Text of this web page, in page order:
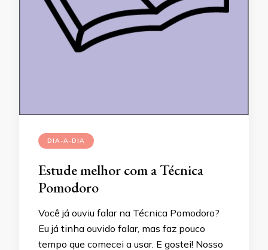
DIA-A-DIA
Estude melhor com a Técnica
Pomodoro
Você já ouviu falar na Técnica Pomodoro?
Eu já tinha ouvido falar, mas faz pouco
tempo que comecei a usar. E gostei! Nosso